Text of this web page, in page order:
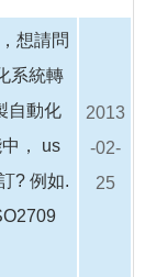
想請問
系統轉
自動化
， us
? 例如.
2013
-02-
25